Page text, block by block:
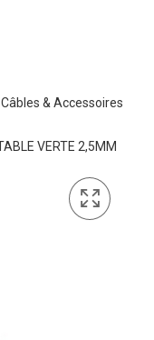
Câbles & Accessoires
VERTE 2,5MM